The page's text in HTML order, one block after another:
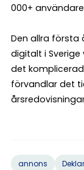
000+
Den allra första
digitalt i Sverige
det
förvandlar det
annons